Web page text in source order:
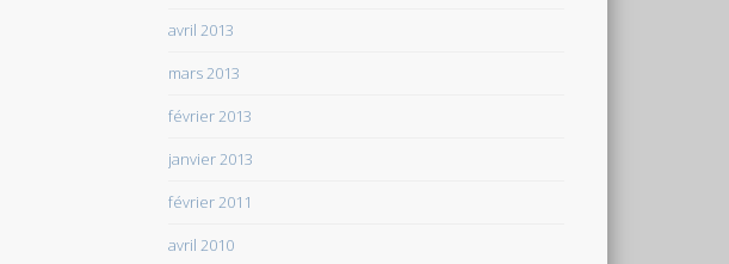
avril 2013
mars 2013
février 2013
janvier 2013
février 2011
avril 2010